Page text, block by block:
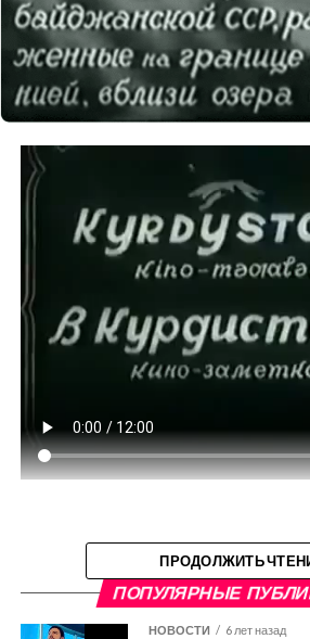
ПРОДОЛЖИТЬ
ПОПУЛЯРНЫЕ
НОВОСТИ 6 лет назад